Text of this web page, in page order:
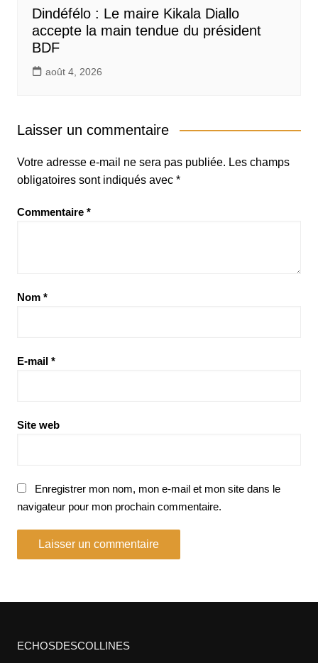
Dindéfélo : Le maire Kikala Diallo
accepte la main tendue du président
BDF
août 4, 2026
Laisser un commentaire
Votre adresse e-mail ne sera pas publiée. Les champs
obligatoires sont indiqués avec *
Commentaire *
Nom *
E-mail *
Site web
Enregistrer mon nom, mon e-mail et mon site dans le
navigateur pour mon prochain commentaire.
ECHOSDESCOLLINES